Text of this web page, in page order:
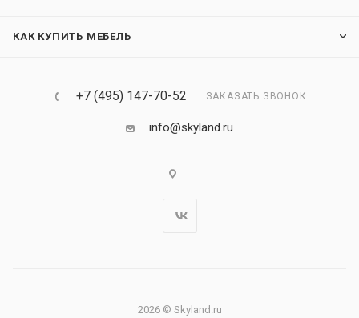
КАК КУПИТЬ МЕБЕЛЬ
+7 (495) 147-70-52 ЗАКАЗАТЬ ЗВОНОК
info@skyland.ru
2026 © Skyland.ru